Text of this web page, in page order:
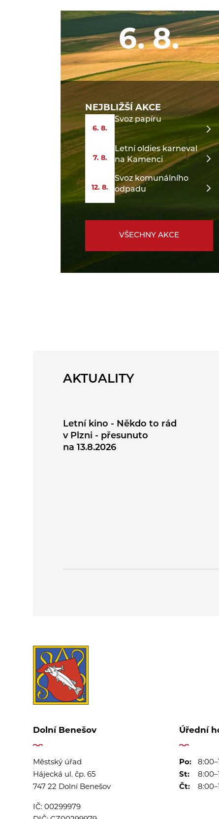
6. 8.
NEJBLIŽŠÍ AKCE
6. 8.
Svoz papíru
7. 8.
Letní oldies karneval
na Kamenci
12. 8.
Svoz komunálního
odpadu
VŠECHNY AKCE
AKTUALITY
Letní kino - Někdo to rád
v Plzni - přesunuto
na 13.8.2026
Dolní Benešov
Městský úřad
Hájecká ul. čp. 65
747 22 Dolní Benešov
IČ:00299979
Úřední
Po:
St:
Čt: